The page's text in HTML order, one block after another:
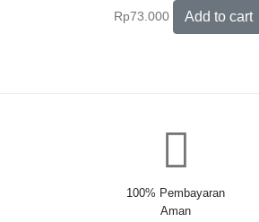
Rp73.000 Add to cart
100% Pembayaran
Aman